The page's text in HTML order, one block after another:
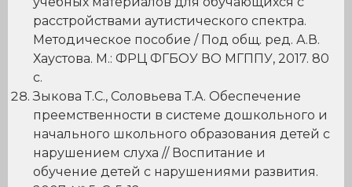
расстройствами аутистического спектра.
Методическое пособие / Под общ. ред. А.В.
Хаустова. М.: ФРЦ ФГБОУ ВО МГППУ, 2017. 80
с.
Зыкова Т.С., Соловьева Т.А. Обеспечение
преемственности в системе дошкольного и
начального школьного образования детей с
нарушением слуха // Воспитание и
обучение детей с нарушениями развития.